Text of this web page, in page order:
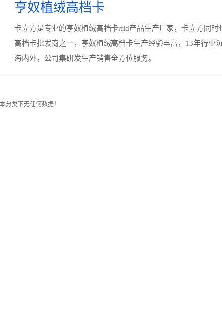
亨奴植绒高档卡
卡立方是专业的亨奴植绒高档卡rfid产品生产厂家，卡立方同时
高档卡批发商之一，亨奴植绒高档卡生产经验丰富，13年行业
海内外，公司集研发生产销售全方位服务。
本分类下无任何数据！